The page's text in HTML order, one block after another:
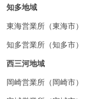
知多地域
東海営業所（東海市）
知多営業所（知多市）
西三河地域
岡崎営業所（岡崎市）